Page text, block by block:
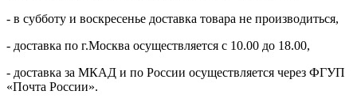
- в субботу и воскресенье доставка товара не производиться,
- доставка по г.Москва осуществляется с 10.00 до 18.00,
- доставка за МКАД и по России осуществляется через ФГУП
«Почта России».